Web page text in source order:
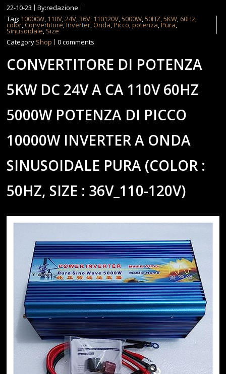
22-10-23
By:redazione
Tag: 10000W, 110V,24V,36V_110120V,5000W,50HZ,5KW, 60Hz,
color, Convertitore,Inverter,Onda,Picco,potenza,Pura,
Sinusoidale, Size
Category:Shop 0 comments
CONVERTITORE DI POTENZA
5KW DC 24V A CA 110V 60HZ
5000W POTENZA DI PICCO
10000W INVERTER A ONDA
SINUSOIDALE PURA (COLOR :
50HZ, SIZE : 36V_110-120V)